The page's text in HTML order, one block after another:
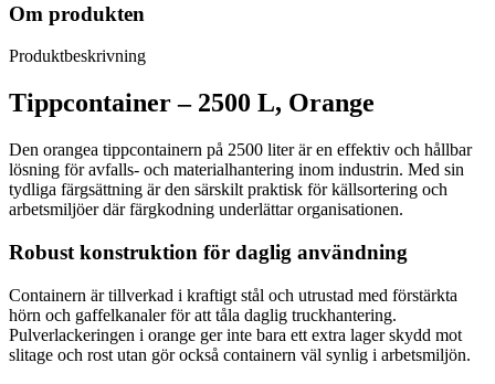
Om produkten
Produktbeskrivning
Tippcontainer – 2500 L, Orange
Den orangea tippcontainern på 2500 liter är en effektiv och hållbar
lösning för avfalls- och materialhantering inom industrin. Med sin
tydliga färgsättning är den särskilt praktisk för källsortering och
arbetsmiljöer där färgkodning underlättar organisationen.
Robust konstruktion för daglig användning
Containern är tillverkad i kraftigt stål och utrustad med förstärkta
hörn och gaffelkanaler för att tåla daglig truckhantering.
Pulverlackeringen i orange ger inte bara ett extra lager skydd mot
slitage och rost utan gör också containern väl synlig i arbetsmiljön.